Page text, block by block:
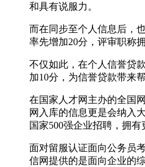
和具有说服力。
而在同步至个人信息后，
率先增加20分，评审职称
不仅如此，在个人信誉贷
加10分，为信誉贷款带来帮
在国家人才网主办的全国
网入库的信息更是会纳入
国家500强企业招聘，拥有
面对留服认证面向公务员
信网提供的是面向企业的